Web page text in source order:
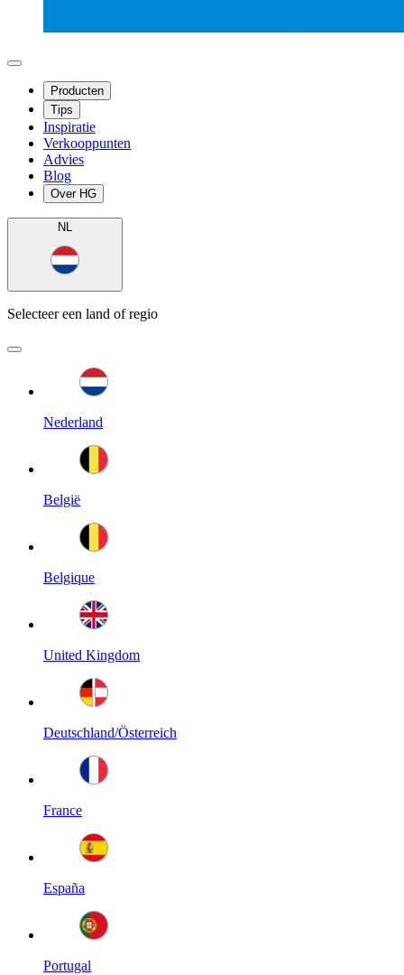
Producten
Tips
Inspiratie
Verkooppunten
Advies
Blog
Over HG
NL
Selecteer een land of regio
Nederland
België
Belgique
United Kingdom
Deutschland/Österreich
France
España
Portugal